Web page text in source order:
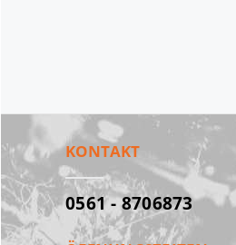
KONTAKT
0561 - 8706873